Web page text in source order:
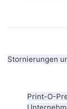
Stornierungen
Print-O-